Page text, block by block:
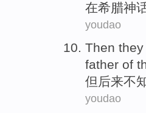
在希腊神
youdao
Then
father of
但 后来不
youdao